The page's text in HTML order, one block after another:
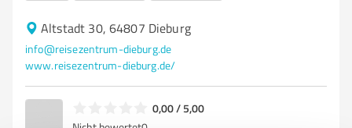
Altstadt 30, 64807 Dieburg
info@reisezentrum-dieburg.de
www.reisezentrum-dieburg.de/
0,00 / 5,00